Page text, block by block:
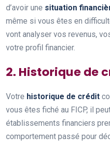
d’avoir une situation
même si vous êtes en
vont analyser vos revenus,
votre profil financier.
2. Historique de
Votre historique de crédit
vous êtes fiché au FICP, il
établissements financiers
comportement passé pour